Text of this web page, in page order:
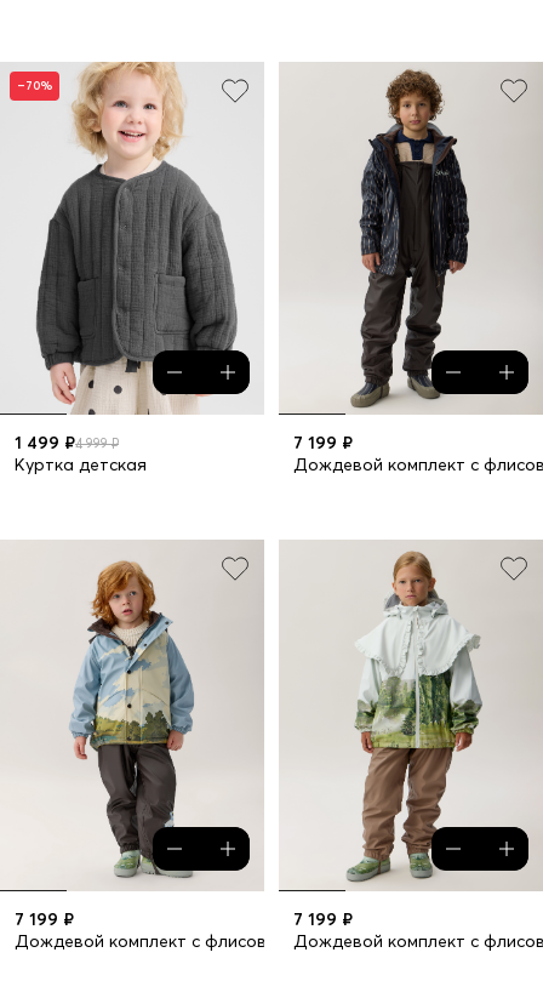
–70%
1 499 ₽4 999 ₽
Куртка детская
7 199 ₽
Дождевой комплект с
7 199 ₽
Дождевой комплект с флисовой подкладкой
7 199 ₽
Дождевой комплект с